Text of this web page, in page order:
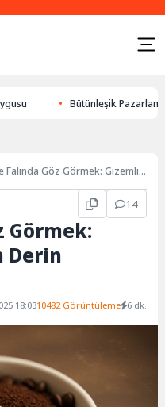
Bütünleşik Pazarlama:
Falında Göz Görmek: Gizemli
14
Görmek:
Derin
18:0310482 Görüntüleme 6 dk.